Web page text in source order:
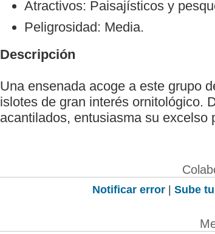
Atractivos: Paisajísticos y
Peligrosidad: Media.
Descripción
Una ensenada acoge a este grupo
islotes de gran interés ornitológico.
acantilados, entusiasma su excelso
Notificar error | Sube